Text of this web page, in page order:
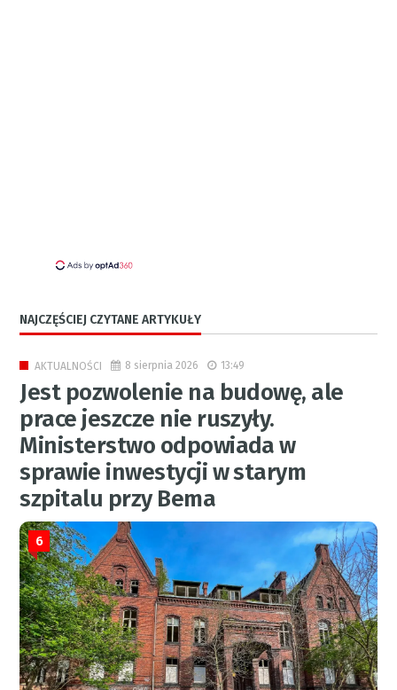
NAJCZĘŚCIEJ CZYTANE ARTYKUŁY
AKTUALNOŚCI 8 sierpnia 2026 13:49
Jest pozwolenie na budowę, ale
prace jeszcze nie ruszyły.
Ministerstwo odpowiada w
sprawie inwestycji w starym
szpitalu przy Bema
6